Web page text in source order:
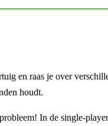
en raas je over
houdt.
In de single-